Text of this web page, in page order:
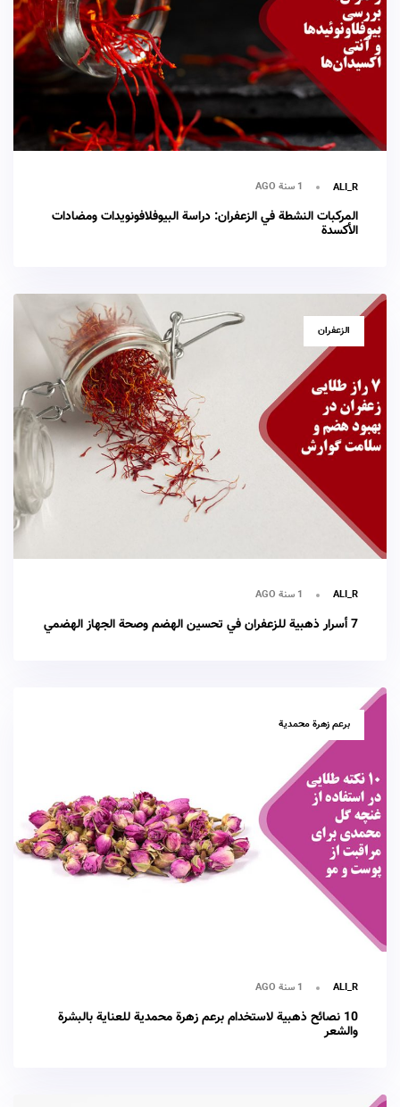
ALI_R 1 سنة AGO
المركبات النشطة في الزعفران: دراسة البيوفلافونويدات ومضادات
الأكسدة
الزعفران
ALI_R 1 سنة AGO
7 أسرار ذهبية للزعفران في تحسين الهضم وصحة الجهاز الهضمي
برعم زهرة محمدية
ALI_R 1 سنة AGO
10 نصائح ذهبية لاستخدام برعم زهرة محمدية للعناية بالبشرة
والشعر